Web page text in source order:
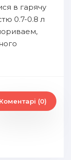
в гарячу
0.7-0.8 л
Коментарі (0)